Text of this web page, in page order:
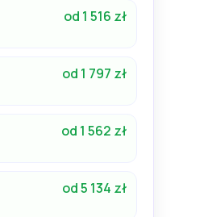
od 1 516 zł
od 1 797 zł
od 1 562 zł
od 5 134 zł